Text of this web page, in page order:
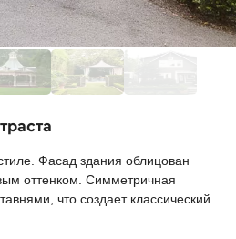
Фасад здания облицован
оттенком. Симметричная
что создает классический